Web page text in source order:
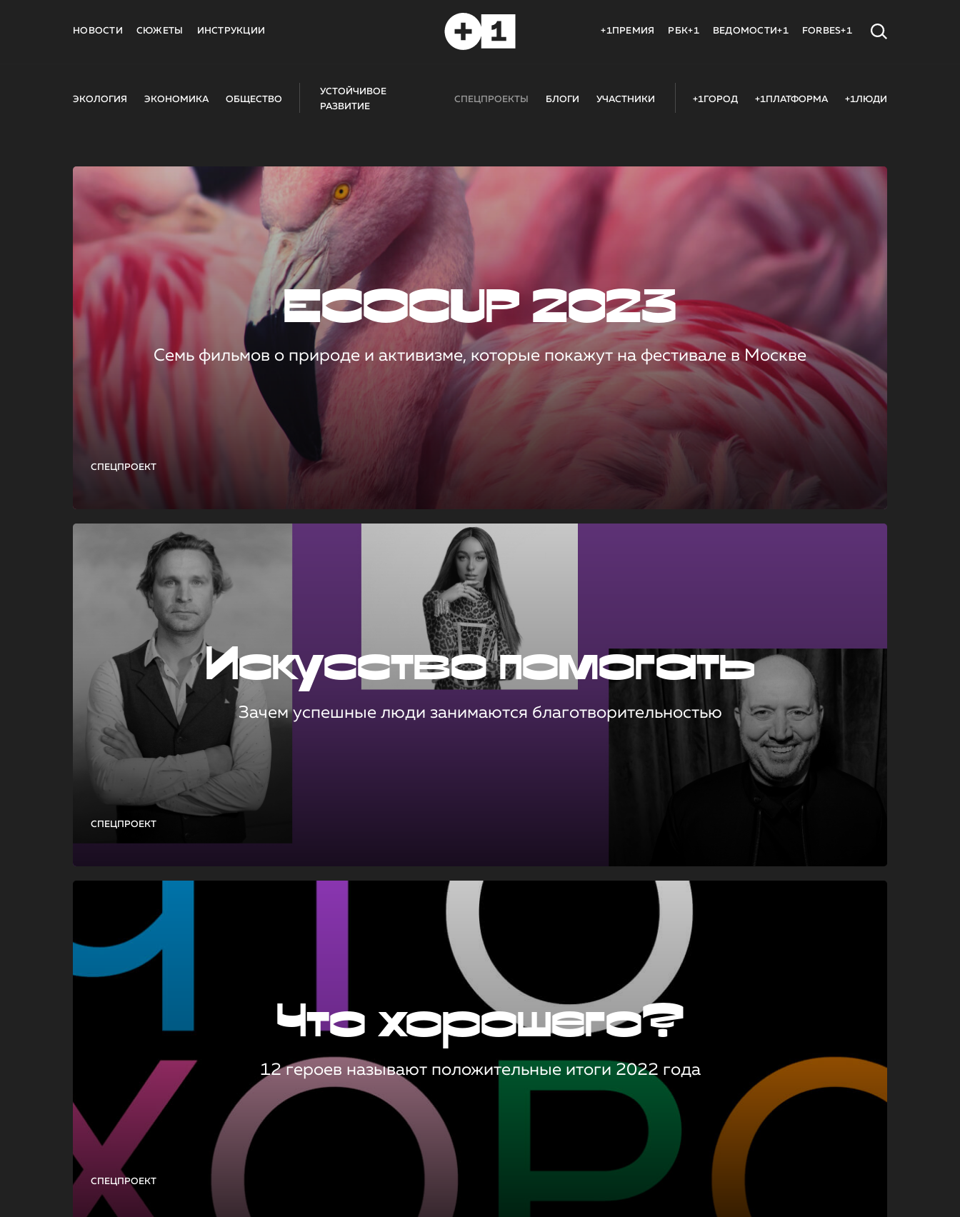
НОВОСТИ СЮЖЕТЫ ИНСТРУКЦИИ +1ПРЕМИЯ РБК+1 ВЕДОМОСТИ+1 FORBES+1
ЭКОЛОГИЯ ЭКОНОМИКА ОБЩЕСТВО
УСТОЙЧИВОЕ
РАЗВИТИЕ
СПЕЦПРОЕКТЫ БЛОГИ УЧАСТНИКИ +1ГОРОД +1ПЛАТФОРМА +1ЛЮДИ
СПЕЦПРОЕКТ
ECOCUP 2023
Семь фильмов о природе и активизме, которые покажут на фестивале в Москве
СПЕЦПРОЕКТ
Искусство помогать
Зачем успешные люди занимаются благотворительностью
СПЕЦПРОЕКТ
Что хорошего?
12 героев называют положительные итоги 2022 года